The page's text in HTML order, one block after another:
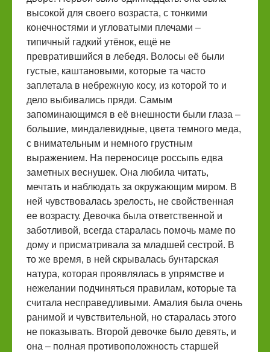
высокой для своего возраста, с тонкими
конечностями и угловатыми плечами –
типичный гадкий утёнок, ещё не
превратившийся в лебедя. Волосы её были
густые, каштановыми, которые та часто
заплетала в небрежную косу, из которой то и
дело выбивались пряди. Самым
запоминающимся в её внешности были глаза –
большие, миндалевидные, цвета темного меда,
с внимательным и немного грустным
выражением. На переносице россыпь едва
заметных веснушек. Она любила читать,
мечтать и наблюдать за окружающим миром. В
ней чувствовалась зрелость, не свойственная
ее возрасту. Девочка была ответственной и
заботливой, всегда старалась помочь маме по
дому и присматривала за младшей сестрой. В
то же время, в ней скрывалась бунтарская
натура, которая проявлялась в упрямстве и
нежелании подчиняться правилам, которые та
считала несправедливыми. Амалия была очень
ранимой и чувствительной, но старалась этого
не показывать. Второй девочке было девять, и
она – полная противоположность старшей